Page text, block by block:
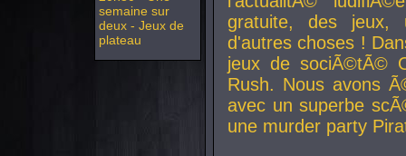
semaine sur
deux - Jeux de
plateau
gratuite, des jeux,
d'autres choses !
jeux de sociÃ©tÃ©
Rush. Nous avons
avec un superbe
une murder party